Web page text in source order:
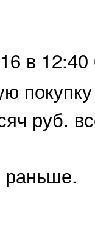
в 12:40
руб.
раньше.